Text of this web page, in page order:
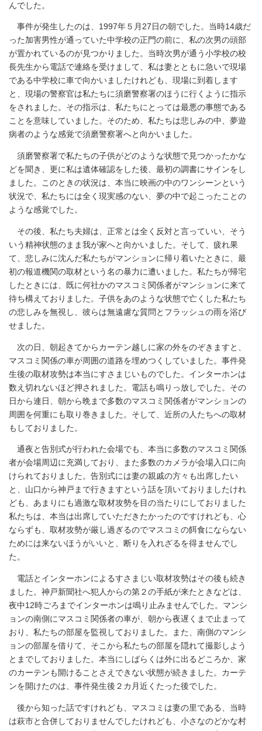
んでした。
事件が発生したのは、1997年５月27日の朝でした。当時14歳だ
った加害男性が通っていた中学校の正門の前に、私の次男の頭部
が置かれているのが見つかりました。当時次男が通う小学校の校
長先生から電話で連絡を受けまして、私は妻とともに急いで現場
である中学校に車で向かいましたけれども、現場に到着します
と、現場の警察官は私たちに須磨警察署のほうに行くように指示
をされました。その指示は、私たちにとっては最悪の事態である
ことを意味していました。そのため、私たちは悲しみの中、夢遊
病者のような感覚で須磨警察署へと向かいました。
須磨警察署で私たちの子供がどのような状態で見つかったかな
どを聞き、更に私は遺体確認をした後、最初の調書にサインをし
ました。このときの状況は、本当に映画の中のワンシーンという
状況で、私たちには全く現実感のない、夢の中で起こったことの
ような感覚でした。
その後、私たち夫婦は、正常とは全く反対と言っていい、そう
いう精神状態のまま我が家へと向かいました。そして、疲れ果
て、悲しみに沈んだ私たちがマンションに帰り着いたときに、最
初の報道機関の取材という名の暴力に遭いました。私たちが帰宅
したときには、既に何社かのマスコミ関係者がマンションに来て
待ち構えておりました。子供をあのような状態で亡くした私たち
の悲しみを無視し、彼らは無遠慮な質問とフラッシュの雨を浴び
せました。
次の日、朝起きてからカーテン越しに家の外をのぞきますと、
マスコミ関係の車が周囲の道路を埋めつくしていました。事件発
生後の取材攻勢は本当にすさまじいものでした。インターホンは
数え切れないほど押されました。電話も鳴りっ放しでした。その
日から連日、朝から晩まで多数のマスコミ関係者がマンションの
周囲を何重にも取り巻きました。そして、近所の人たちへの取材
もしておりました。
通夜と告別式が行われた会場でも、本当に多数のマスコミ関係
者が会場周辺に充満しており、また多数のカメラが会場入口に向
けられておりました。告別式には妻の親戚の方々も出席したい
と、山口から神戸まで行きますという話を頂いておりましたけれ
ども、あまりにも過激な取材攻勢を目の当たりにしておりました
私たちは、本当は出席していただきたかったのですけれども、心
ならずも、取材攻勢が厳し過ぎるのでマスコミの餌食にならない
ためには来ないほうがいいと、断りを入れざるを得ませんでし
た。
電話とインターホンによるすさまじい取材攻勢はその後も続き
ました。神戸新聞社へ犯人からの第２の手紙が来たときなどは、
夜中12時ごろまでインターホンは鳴り止みませんでした。マンシ
ョンの南側にマスコミ関係者の車が、朝から夜遅くまで止まって
おり、私たちの部屋を監視しておりました。また、南側のマンシ
ョンの部屋を借りて、そこから私たちの部屋を隠れて撮影しよう
とまでしておりました。本当にしばらくは外に出るどころか、家
のカーテンも開けることさえできない状態が続きました。カーテ
ンを開けたのは、事件発生後２カ月近くたった後でした。
後から知った話ですけれども、マスコミは妻の里である、当時
は萩市と合併しておりませんでしたけれども、小さなのどかな村